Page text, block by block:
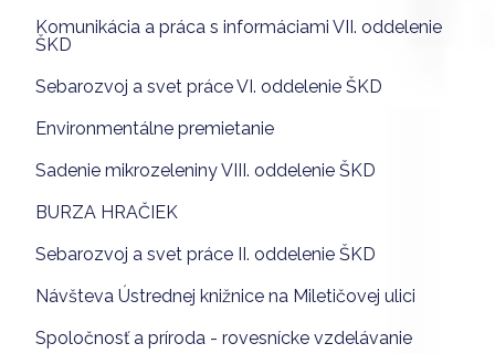
Komunikácia a práca s informáciami VII. oddelenie
ŠKD
Sebarozvoj a svet práce VI. oddelenie ŠKD
Environmentálne premietanie
Sadenie mikrozeleniny VIII. oddelenie ŠKD
BURZA HRAČIEK
Sebarozvoj a svet práce II. oddelenie ŠKD
Návšteva Ústrednej knižnice na Miletičovej ulici
Spoločnosť a príroda - rovesnícke vzdelávanie